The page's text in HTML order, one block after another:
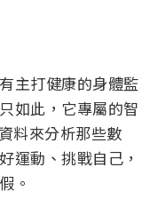
主打健康的身體監
如此，它專屬的智
料來分析那些數
運動、挑戰自己，
。